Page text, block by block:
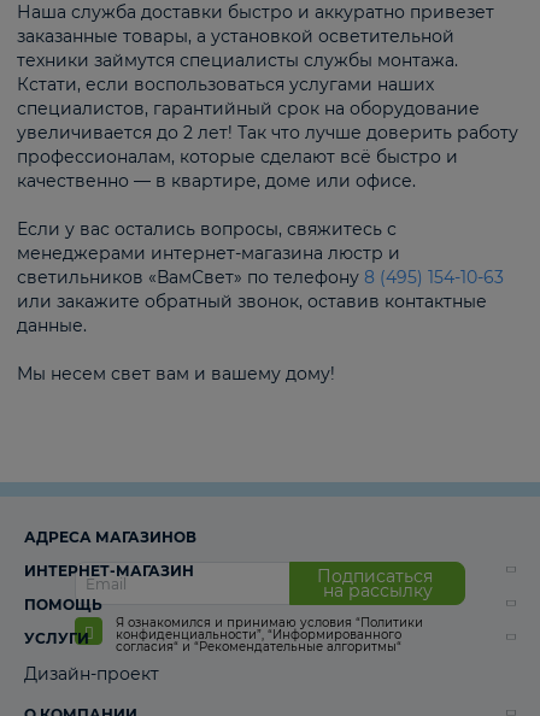
Наша служба доставки быстро и аккуратно привезет
заказанные товары, а установкой осветительной
техники займутся специалисты службы монтажа.
Кстати, если воспользоваться услугами наших
специалистов, гарантийный срок на оборудование
увеличивается до 2 лет! Так что лучше доверить работу
профессионалам, которые сделают всё быстро и
качественно — в квартире, доме или офисе.
Если у вас остались вопросы, свяжитесь с
менеджерами интернет-магазина люстр и
светильников «ВамСвет» по телефону 8 (495) 154-10-63
или закажите обратный звонок, оставив контактные
данные.
Мы несем свет вам и вашему дому!
Подписаться
на рассылку
Я ознакомился и принимаю условия “Политики
конфиденциальности”, “Информированного
согласия“ и “Рекомендательные алгоритмы“
АДРЕСА МАГАЗИНОВ
ИНТЕРНЕТ-МАГАЗИН
ПОМОЩЬ
УСЛУГИ
Дизайн-проект